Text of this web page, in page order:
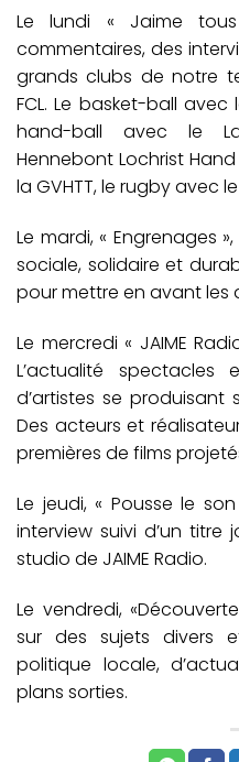
Le lundi « Jaime
commentaires, des
grands clubs de notre
FCL. Le basket-ball avec
hand-ball avec le
Hennebont Lochrist
la GVHTT, le rugby avec le
Le mardi, « Engrenages
sociale, solidaire et
pour mettre en avant les
Le mercredi « JAIME
L’actualité spectacles
d’artistes se produisant
Des acteurs et
premières de films
Le jeudi, « Pousse le
interview suivi d’un
studio de JAIME Radio.
Le vendredi,
sur des sujets divers
politique locale,
plans sorties.